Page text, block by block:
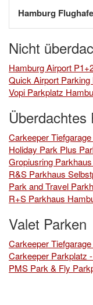
Hamburg
Nicht
Hamburg Airport
Quick Airport Parking
Vopi Parkplatz
Überdachtes
Carkeeper
Holiday Park Plus
Gropiusring
R&S Parkhaus
Park and Travel
R+S Parkhaus
Valet Parken
Carkeeper
Carkeeper Parkplatz
PMS Park & Fly